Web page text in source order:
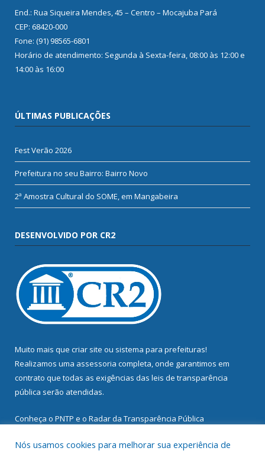
End.: Rua Siqueira Mendes, 45 – Centro – Mocajuba Pará
CEP: 68420-000
Fone: (91) 98565-6801
Horário de atendimento: Segunda à Sexta-feira, 08:00 às 12:00 e
14:00 às 16:00
ÚLTIMAS PUBLICAÇÕES
Fest Verão 2026
Prefeitura no seu Bairro: Bairro Novo
2ª Amostra Cultural do SOME, em Mangabeira
DESENVOLVIDO POR CR2
Muito mais que criar site ou sistema para prefeituras!
Realizamos uma assessoria completa, onde garantimos em
contrato que todas as exigências das leis de transparência
pública serão atendidas.
Conheça o PNTP e o Radar da Transparência Pública
Nós usamos cookies para melhorar sua experiência de